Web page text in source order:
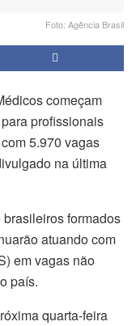
Foto: Agência Brasil
começam
profissionais
5.970 vagas
na última
formados
atuando com
em vagas não
país.
quarta-feira